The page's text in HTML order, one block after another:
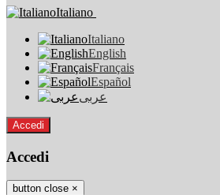
Italiano
Italiano
English
Français
Español
عربى
Accedi
Accedi
button close ×